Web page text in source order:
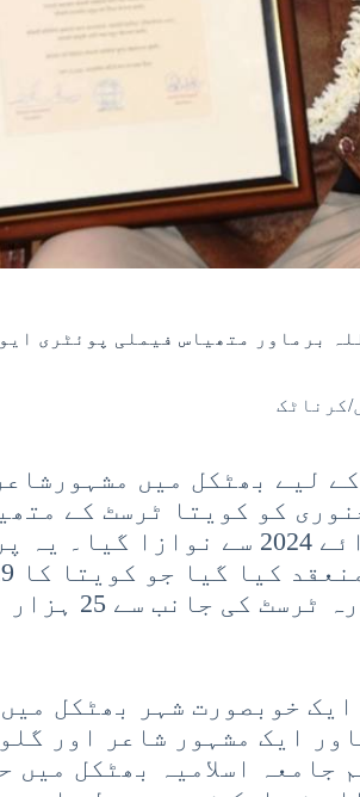
کرناٹک
لیے بھٹکل میں
اللہ برماور کو 12 جنوری کو کویتا ٹرسٹ کے
فیملی پوئٹری ایوارڈ برائے 2024 سے نوازا
اجلاس تھا۔ موصوف کو
ایک خوبصورت شہر بھٹکل
ایک مشہور شاعر اور
جامعہ اسلامیہ بھٹکل میں